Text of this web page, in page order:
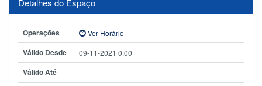
Detalhes do Espaço
Operações Ver Horário
Válido Desde 09-11-2021 0:00
Válido Até